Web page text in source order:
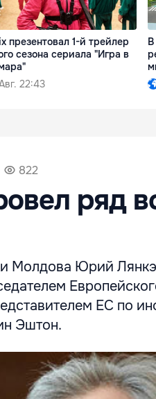
презентовал 1-й трейлер
сезона сериала "Игра в
22:43
822
ряд
Молдова Юрий Лянкэ
ЕС по
Эштон.